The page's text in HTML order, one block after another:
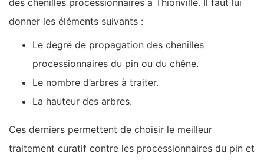
donner les éléments suivants :
Le degré de propagation des chenilles
processionnaires du pin ou du chêne.
Le nombre d’arbres à traiter.
La hauteur des arbres.
Ces derniers permettent de choisir le meilleur
traitement curatif contre les processionnaires du pin et